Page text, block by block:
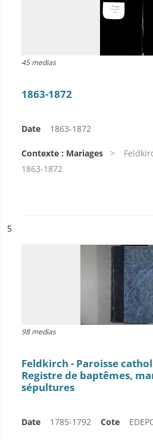
45 medias
1863-1872
Date 1863-1872
Contexte : Mariages
1863-1872
n°
5
98 medias
Feldkirch - Paroisse
Registre de baptêmes,
sépultures
Date 1785-1792 Cote